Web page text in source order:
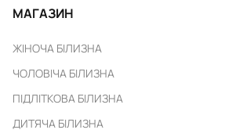
МАГАЗИН
ЖІНОЧА БІЛИЗНА
ЧОЛОВІЧА БІЛИЗНА
ПІДЛІТКОВА БІЛИЗНА
ДИТЯЧА БІЛИЗНА